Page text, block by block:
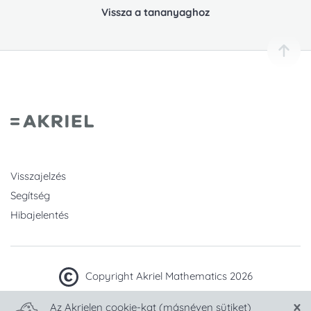
Vissza a tananyaghoz
Visszajelzés
Segítség
Hibajelentés
Copyright Akriel Mathematics 2026
Az Akrielen cookie-kat (másnéven sütiket)